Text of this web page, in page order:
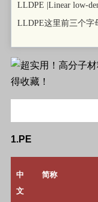
LLDPE |Linear low-
LLDPE这里前三个字
1.PE
中
文
简称